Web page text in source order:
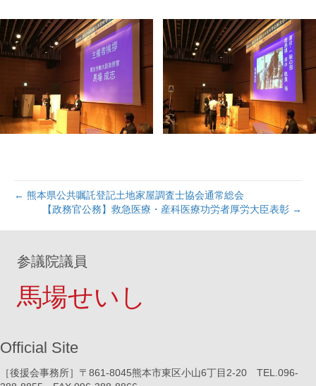
← 熊本県公共嘱託登記土地家屋調査士協会通常総会
【政務官公務】救急医療・産科医療功労者厚労大臣表彰 →
参議院議員
馬場せいし
Official Site
［後援会事務所］〒861-8045熊本市東区小山6丁目2-20 TEL.096-